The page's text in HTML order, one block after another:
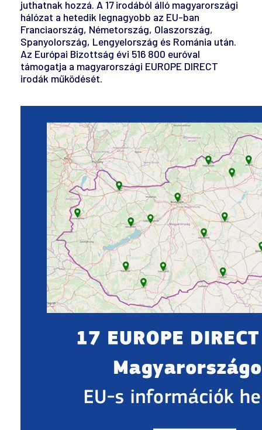
juthatnak hozzá. A 17 irodából álló magyarországi
hálózat a hetedik legnagyobb az EU-ban
Franciaország, Németország, Olaszország,
Spanyolország, Lengyelország és Románia után.
Az Európai Bizottság évi 516 800 euróval
támogatja a magyarországi EUROPE DIRECT
irodák működését.